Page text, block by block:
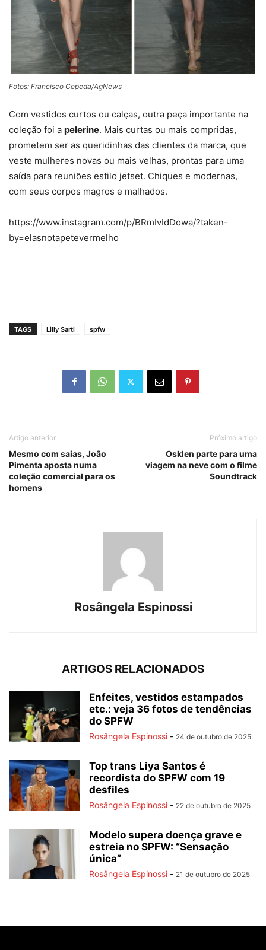
Fotos: Francisco Cepeda/AgNews
Com vestidos curtos ou calças, outra peça importante na
coleção foi a pelerine. Mais curtas ou mais compridas,
prometem ser as queridinhas das clientes da marca, que
veste mulheres novas ou mais velhas, prontas para uma
saída para reuniões estilo jetset. Chiques e modernas,
com seus corpos magros e malhados.
https://www.instagram.com/p/BRmIvIdDowa/?taken-
by=elasnotapetevermelho
TAGS Lilly Sarti spfw
Artigo anterior
Mesmo com saias, João
Pimenta aposta numa
coleção comercial para os
homens
Próximo artigo
Osklen parte para uma
viagem na neve com o filme
Soundtrack
Rosângela Espinossi
ARTIGOS RELACIONADOS
Enfeites, vestidos estampados
etc.: veja 36 fotos de tendências
do SPFW
Rosângela Espinossi - 24 de outubro de 2025
Top trans Liya Santos é
recordista do SPFW com 19
desfiles
Rosângela Espinossi - 22 de outubro de 2025
Modelo supera doença grave e
estreia no SPFW: “Sensação
única”
Rosângela Espinossi - 21 de outubro de 2025